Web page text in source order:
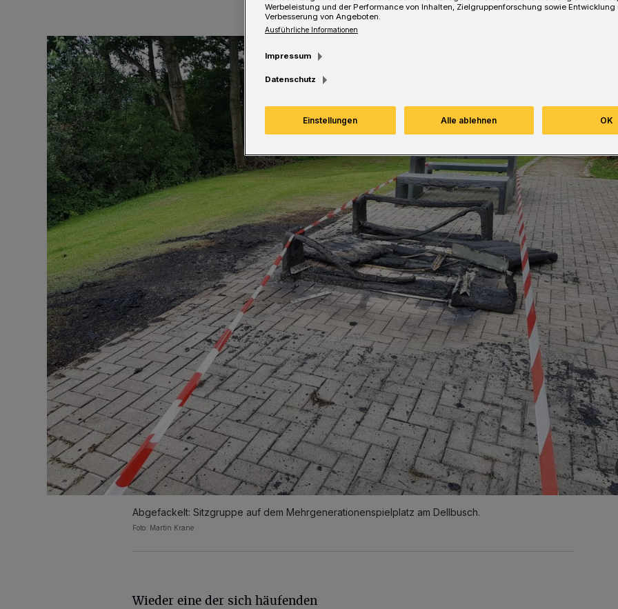
Abgefackelt: Sitzgruppe auf dem Mehrgenerationenspielplatz am Dellbusch.
Foto: Martin Krane
Wieder eine der sich häufenden
Werbeleistung und der Performance von Inhalten, Zielgruppenforschung sowie Entwicklung
Verbesserung von Angeboten.
Ausführliche Informationen
Impressum
Datenschutz
Einstellungen Alle ablehnen OK